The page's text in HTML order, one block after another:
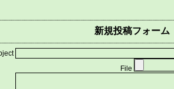
新規投稿フォーム
File